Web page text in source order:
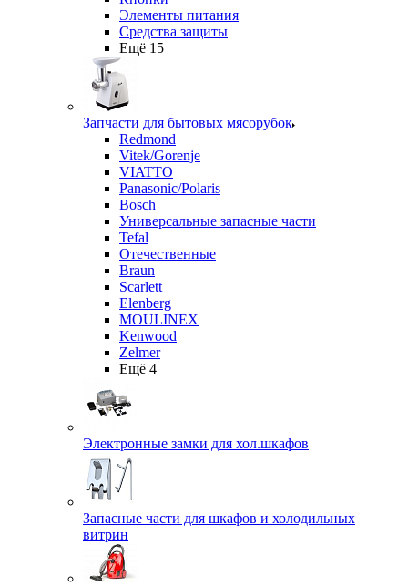
Элементы питания
Средства защиты
Ещё 15
Запчасти для бытовых мясорубок
Redmond
Vitek/Gorenje
VIATTO
Panasonic/Polaris
Bosch
Универсальные запасные части
Tefal
Отечественные
Braun
Scarlett
Elenberg
MOULINEX
Kenwood
Zelmer
Ещё 4
Электронные замки для хол.шкафов
Запасные части для шкафов и холодильных
витрин